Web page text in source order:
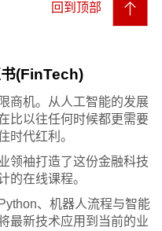
回到顶部
(FinTech)
商机。从人工智能的发展
比以往任何时候都更需要
时代红利。
领袖打造了这份金融科技
在线课程。
、机器人流程与智能
最新技术应用到当前的业